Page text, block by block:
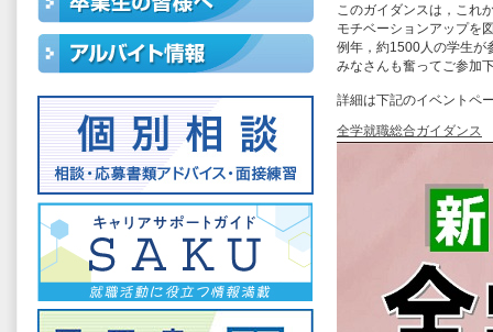
このガイダンスは，これ
モチベーションアップを
例年，約1500人の学生が
みなさんも奮ってご参加
詳細は下記のイベントペ
全学就職総合ガイダンス